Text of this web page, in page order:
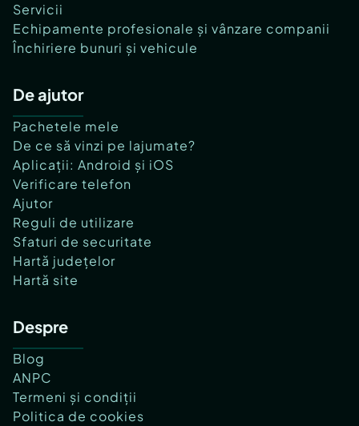
Servicii
Echipamente profesionale și vânzare companii
Închiriere bunuri și vehicule
De ajutor
Pachetele mele
De ce să vinzi pe lajumate?
Aplicații: Android și iOS
Verificare telefon
Ajutor
Reguli de utilizare
Sfaturi de securitate
Hartă județelor
Hartă site
Despre
Blog
ANPC
Termeni și condiții
Politica de cookies